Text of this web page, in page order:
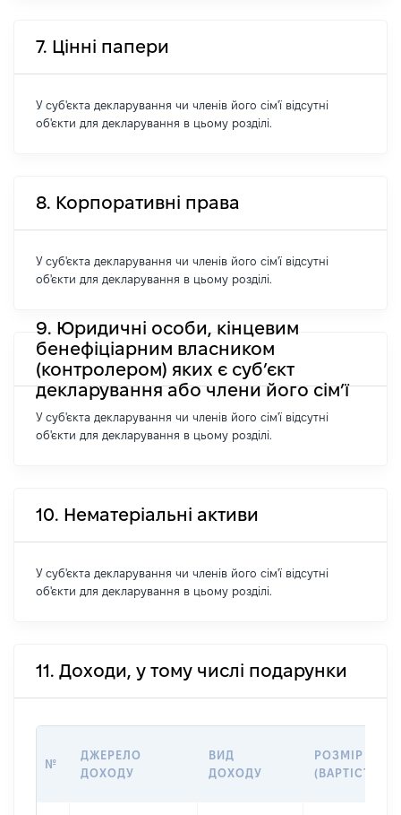
7. Цінні папери
У суб'єкта декларування чи членів його сім'ї відсутні
об'єкти для декларування в цьому розділі.
8. Корпоративні права
У суб'єкта декларування чи членів його сім'ї відсутні
об'єкти для декларування в цьому розділі.
9. Юридичні особи, кінцевим
бенефіціарним власником
(контролером) яких є суб’єкт
декларування або члени його сім’ї
У суб'єкта декларування чи членів його сім'ї відсутні
об'єкти для декларування в цьому розділі.
10. Нематеріальні активи
У суб'єкта декларування чи членів його сім'ї відсутні
об'єкти для декларування в цьому розділі.
11. Доходи, у тому числі подарунки
№
ДЖЕРЕЛО
ДОХОДУ
ВИД
ДОХОДУ
РОЗМІР
(ВАРТІСТЬ)